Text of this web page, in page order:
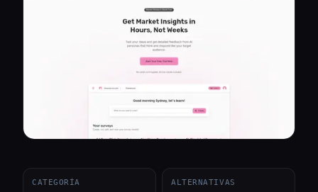
CATEGORÍA ALTERNATIVAS